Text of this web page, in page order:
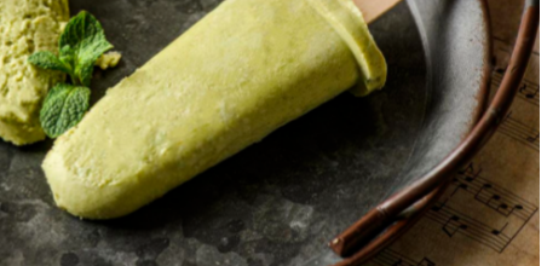
E EVENTOS CULTURA E EVENTOS